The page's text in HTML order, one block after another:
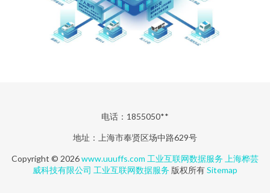
电话：1855050**
地址：上海市奉贤区场中路629号
Copyright © 2026www.uuuffs.com 工业互联网数据服务 上海桦芸
威科技有限公司 工业互联网数据服务 版权所有Sitemap